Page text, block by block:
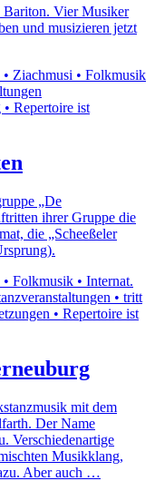
Bariton. Vier Musiker
und musizieren jetzt
Ziachmusi • Folkmusik
Repertoire ist
„De
ihrer Gruppe die
die „Scheeßeler
Folkmusik • Internat.
• tritt
• Repertoire ist
mit dem
Der Name
Verschiedenartige
Musikklang,
Aber auch …